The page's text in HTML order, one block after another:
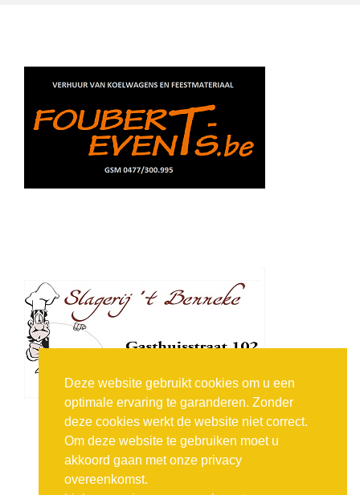
Deze website gebruikt cookies om u een
optimale ervaring te garanderen. Zonder
deze cookies werkt de website niet correct.
Om deze website te gebruiken moet u
akkoord gaan met onze privacy
overeenkomst.